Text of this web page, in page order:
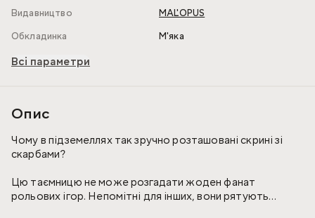
Видавництво
MAL'OPUS
Обкладинка
М'яка
Всі параметри
Опис
Чому в підземеллях так зручно розташовані скрині зі
скарбами?
Цю таємницю не може розгадати жоден фанат
рольових ігор. Непомітні для інших, вони рятують